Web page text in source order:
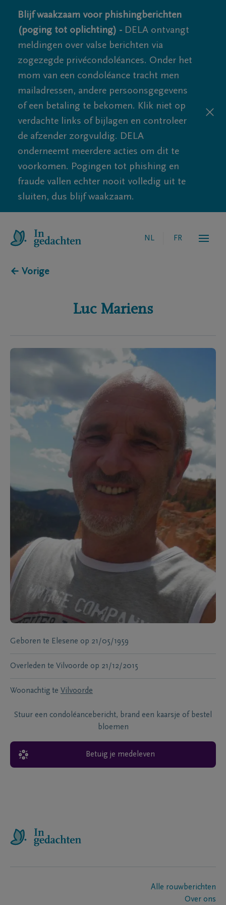
Blijf waakzaam voor phishingberichten
(poging tot oplichting) - DELA ontvangt
meldingen over valse berichten via
zogezegde privécondoléances. Onder het
mom van een condoléance tracht men
mailadressen, andere persoonsgegevens
of een betaling te bekomen. Klik niet op
verdachte links of bijlagen en controleer
de afzender zorgvuldig. DELA
onderneemt meerdere acties om dit te
voorkomen. Pogingen tot phishing en
fraude vallen echter nooit volledig uit te
sluiten, dus blijf waakzaam.
NL FR
← Vorige
Luc Mariens
Geboren te Elesene op 21/05/1959
Overleden te Vilvoorde op 21/12/2015
Woonachtig te Vilvoorde
Stuur een condoléancebericht, brand een kaarsje of bestel
bloemen
Betuig je medeleven
Alle rouwberichten
Over ons